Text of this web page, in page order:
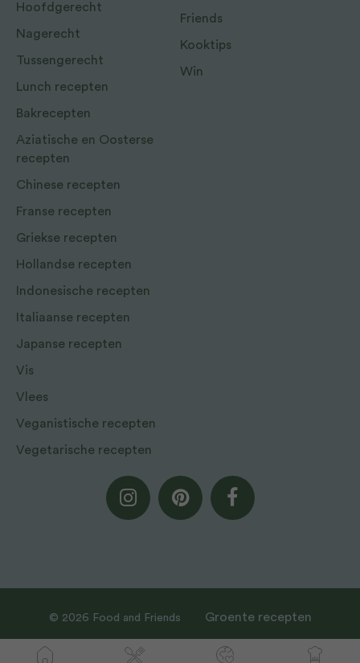
Hoofdgerecht
Nagerecht
Tussengerecht
Lunch recepten
Bakrecepten
Aziatische en Oosterse
recepten
Chinese recepten
Franse recepten
Griekse recepten
Hollandse recepten
Indonesische recepten
Italiaanse recepten
Japanse recepten
Vis
Vlees
Veganistische recepten
Vegetarische recepten
Friends
Kooktips
Win
© 2026 Food and Friends Groente recepten